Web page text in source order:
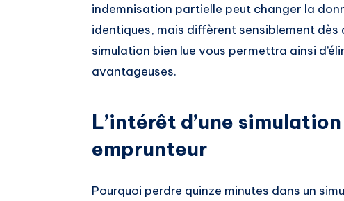
indemnisation partielle peut changer la
identiques, mais diffèrent sensiblement dès
simulation bien lue vous permettra ainsi
avantageuses.
L’intérêt d’une
emprunteur
Pourquoi perdre quinze minutes dans un